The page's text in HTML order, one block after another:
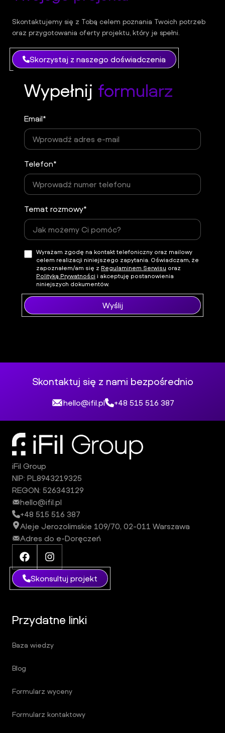
Skontaktujemy się z Tobą celem poznania Twoich potrzeb
oraz przygotowania oferty projektu, który je spełni.
Skorzystaj z naszego doświadczenia
Wypełnij formularz
Email*
Telefon*
Temat rozmowy*
Wyrażam zgodę na kontakt telefoniczny oraz mailowy
celem realizacji niniejszego zapytania. Oświadczam, że
zapoznałem/am się z Regulaminem Serwisu oraz
Polityką Prywatności i akceptuję postanowienia
niniejszych dokumentów.
Wyślij
Skontaktuj się z nami bezpośrednio
hello@ifil.pl +48 515 516 387
iFil Group
NIP: PL8943219325
REGON: 526343129
hello@ifil.pl
+48 515 516 387
Aleje Jerozolimskie 109/70, 02-011 Warszawa
Adres do e-Doręczeń
Skonsultuj projekt
Przydatne linki
Baza wiedzy
Blog
Formularz wyceny
Formularz kontaktowy